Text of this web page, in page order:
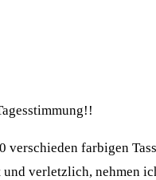
verschieden farbigen
verletzlich, nehmen